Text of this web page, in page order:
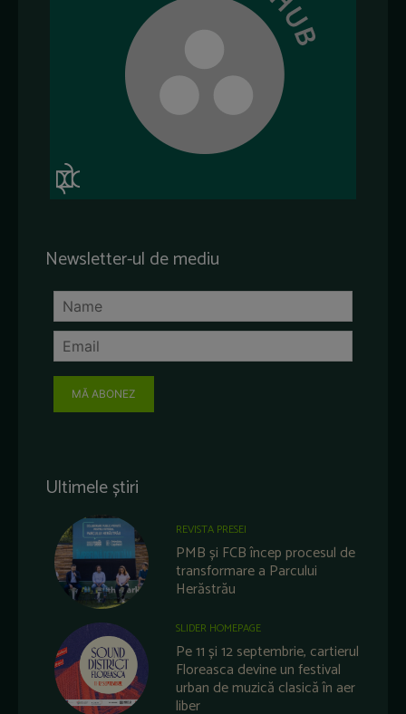
Newsletter-ul de mediu
MĂ ABONEZ
Ultimele știri
REVISTA PRESEI
PMB și FCB încep procesul de
transformare a Parcului
Herăstrău
SLIDER HOMEPAGE
Pe 11 și 12 septembrie, cartierul
Floreasca devine un festival
urban de muzică clasică în aer
liber